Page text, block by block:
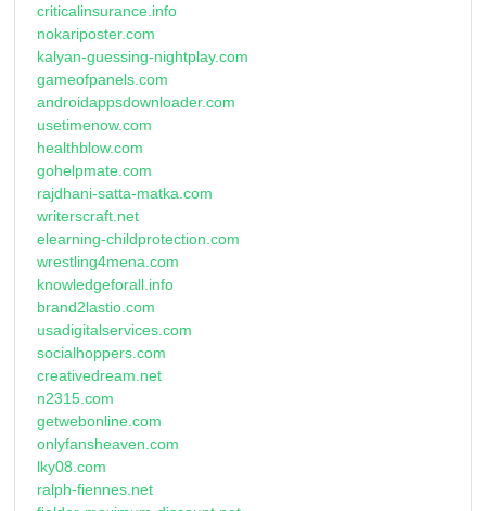
criticalinsurance.info
nokariposter.com
kalyan-guessing-nightplay.com
gameofpanels.com
androidappsdownloader.com
usetimenow.com
healthblow.com
gohelpmate.com
rajdhani-satta-matka.com
writerscraft.net
elearning-childprotection.com
wrestling4mena.com
knowledgeforall.info
brand2lastio.com
usadigitalservices.com
socialhoppers.com
creativedream.net
n2315.com
getwebonline.com
onlyfansheaven.com
lky08.com
ralph-fiennes.net